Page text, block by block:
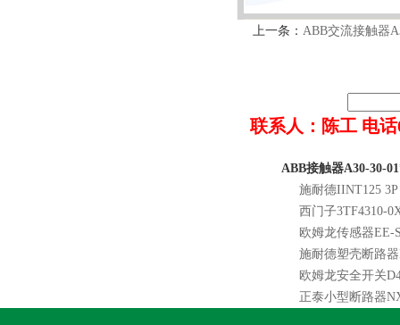
上一条：ABB交流接触器
联系人：陈工 电话
ABB接触器A30-30-
施耐德IINT125 3P
西门子3TF4310-
欧姆龙传感器EE-
施耐德塑壳断路
欧姆龙安全开关
正泰小型断路器